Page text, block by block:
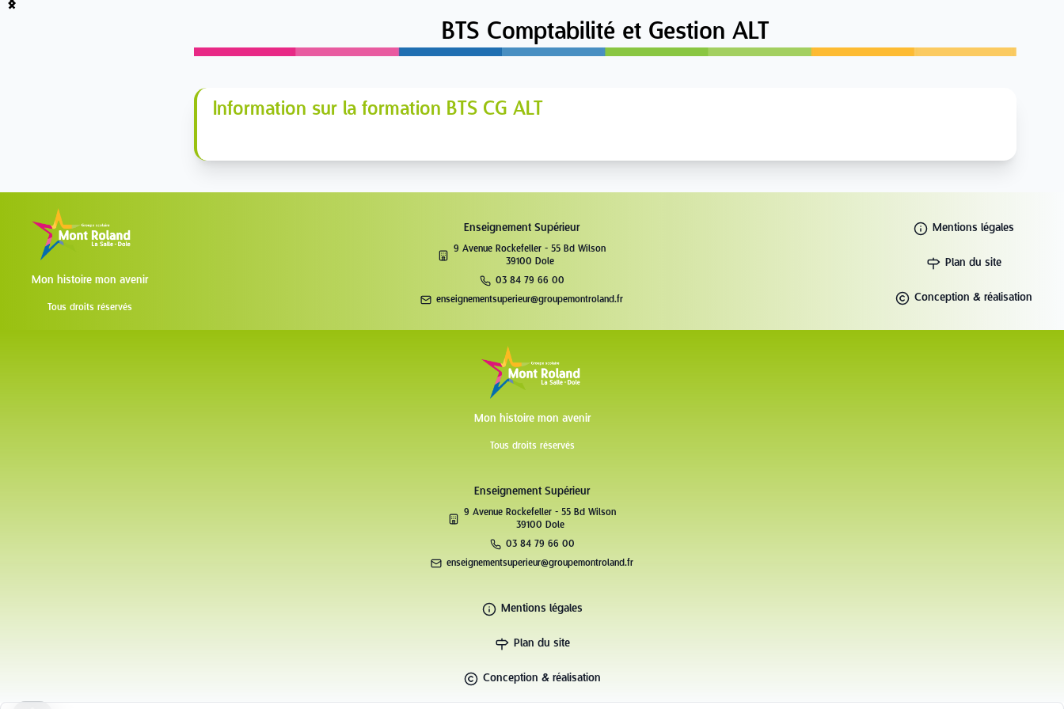
Item
BTS Comptabilité et Gestion ALT
Information sur la formation BTS CG ALT
Mon histoire mon avenir
Tous droits réservés
Enseignement Supérieur
9 Avenue Rockefeller - 55 Bd Wilson
39100 Dole
03 84 79 66 00
enseignementsuperieur@groupemontroland.fr
Mentions légales
Plan du site
Conception & réalisation
Mon histoire mon avenir
Tous droits réservés
Enseignement Supérieur
9 Avenue Rockefeller - 55 Bd Wilson
39100 Dole
03 84 79 66 00
enseignementsuperieur@groupemontroland.fr
Mentions légales
Plan du site
Conception & réalisation